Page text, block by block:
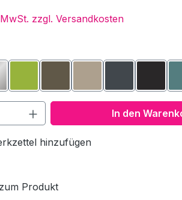
zzgl. Versandkosten
Anzahl: Gib denIn den
hinzufügen
Produkt